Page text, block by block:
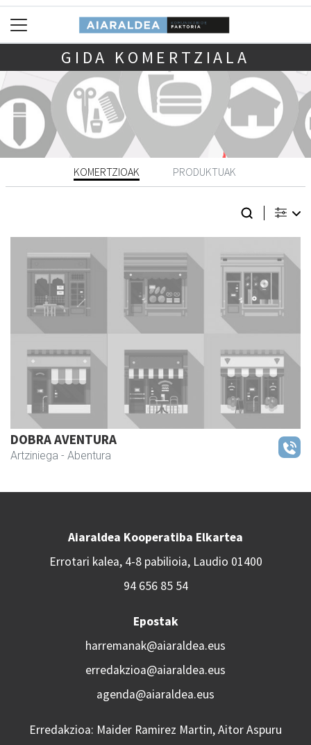
GIDA KOMERTZIALA
KOMERTZIOAK PRODUKTUAK
DOBRA AVENTURA
Artziniega - Abentura
Aiaraldea Kooperatiba Elkartea
Errotari kalea, 4-8 pabilioia, Laudio 01400
94 656 85 54
Epostak
harremanak@aiaraldea.eus
erredakzioa@aiaraldea.eus
agenda@aiaraldea.eus
Erredakzioa: Maider Ramirez Martin, Aitor Aspuru